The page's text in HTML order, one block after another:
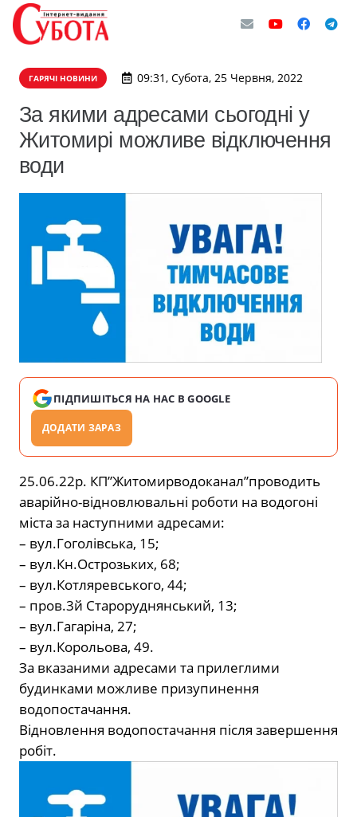
ГАРЯЧІ НОВИНИ 09:31, Субота, 25 Червня, 2022
За якими адресами сьогодні у
Житомирі можливе відключення
води
ПІДПИШІТЬСЯ НА НАС В GOOGLE
ДОДАТИ ЗАРАЗ
25.06.22р. КП”Житомирводоканал”проводить
аварійно-відновлювальні роботи на водогоні
міста за наступними адресами:
– вул.Гоголівська, 15;
– вул.Кн.Острозьких, 68;
– вул.Котляревського, 44;
– пров.3й Староруднянський, 13;
– вул.Гагаріна, 27;
– вул.Корольова, 49.
За вказаними адресами та прилеглими
будинками можливе призупинення
водопостачання.
Відновлення водопостачання після завершення
робіт.